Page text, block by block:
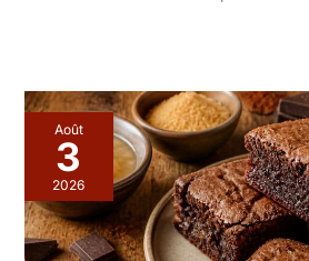
Août
3
2026